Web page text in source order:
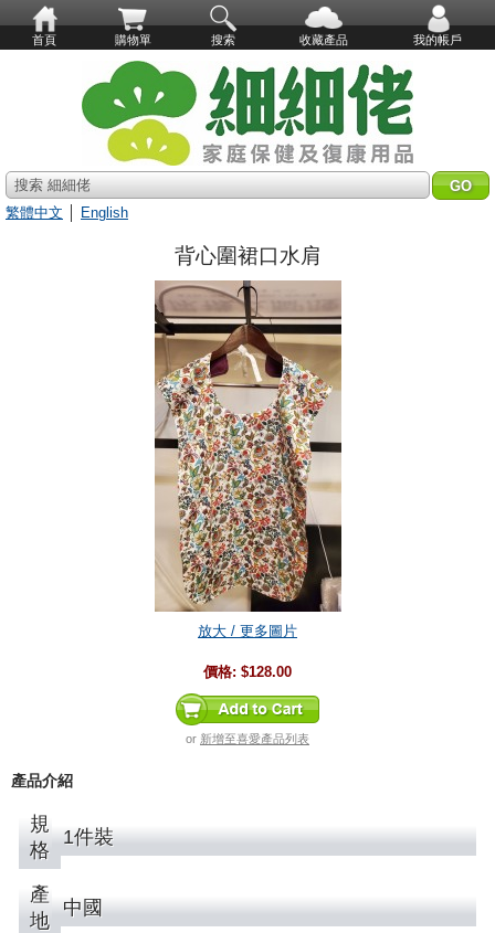
首頁 購物單 搜索 收藏產品 我的帳戶
搜索 細細佬
繁體中文
English
背心圍裙口水肩
放大 / 更多圖片
價格: $128.00
or 新增至喜愛產品列表
產品介紹
規
格
1件裝
產
地
中國